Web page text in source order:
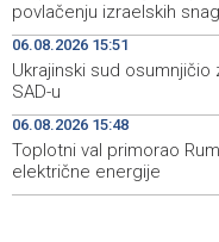
Maroka kao
19:27
Grad Novi
Europske unije
19:16
Soreca says
milestone on BiH's EU
povlačenju izraelskih
06.08.2026 15:51
Ukrajinski sud
SAD-u
06.08.2026 15:48
Toplotni val primorao
električne energije